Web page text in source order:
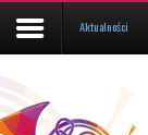
Aktualności
Aktualności